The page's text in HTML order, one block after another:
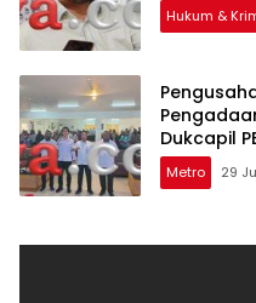
Hukum &
Dukcapil
Metro 29